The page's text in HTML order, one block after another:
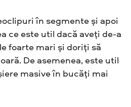
în segmente și apoi
ce este util dacă aveți de-a
foarte mari și doriți să
De asemenea, este util
masive în bucăți mai